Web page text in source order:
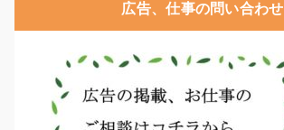
広告、仕事の問い合わせ